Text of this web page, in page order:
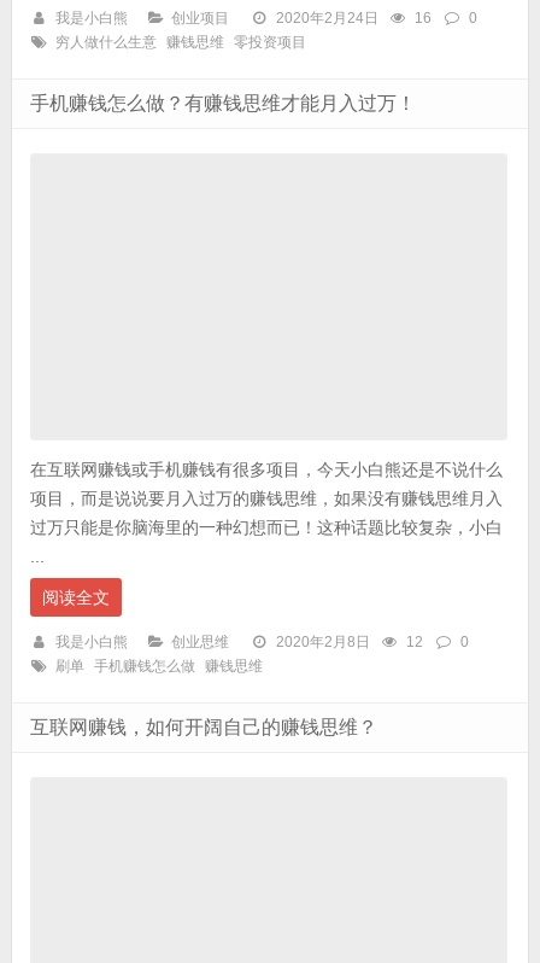
我是小白熊 创业项目 2020年2月24日 16
0
穷人做什么生意 赚钱思维 零投资项目
手机赚钱怎么做？有赚钱思维才能月入过万！
在互联网赚钱或手机赚钱有很多项目，今天小白熊还是不说什么
项目，而是说说要月入过万的赚钱思维，如果没有赚钱思维月入
过万只能是你脑海里的一种幻想而已！这种话题比较复杂，小白
...
阅读全文
我是小白熊 创业思维 2020年2月8日 12
0
刷单 手机赚钱怎么做 赚钱思维
互联网赚钱，如何开阔自己的赚钱思维？